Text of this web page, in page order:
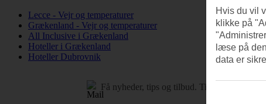
Lecce - Vejr og temperaturer
Grækenland - Vejr og temperaturer
All Inclusive i Grækenland
Hoteller i Grækenland
Hoteller Dubrovnik
Få nyheder, tips og tilbud. Tilmeld dig vores
Hvis du vil
klikke på
læse på
data er